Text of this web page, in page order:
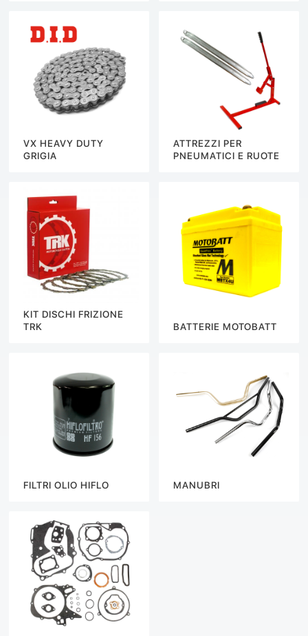
VX HEAVY DUTY
GRIGIA
ATTREZZI PER
PNEUMATICI E RUOTE
KIT DISCHI FRIZIONE
TRK
BATTERIE MOTOBATT
FILTRI OLIO HIFLO MANUBRI